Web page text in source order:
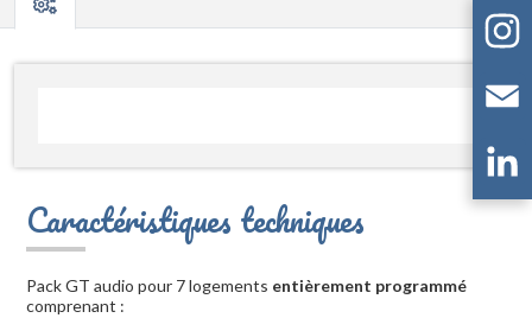
Caractéristiques techniques
Pack GT audio pour 7 logements entièrement programmé
comprenant :